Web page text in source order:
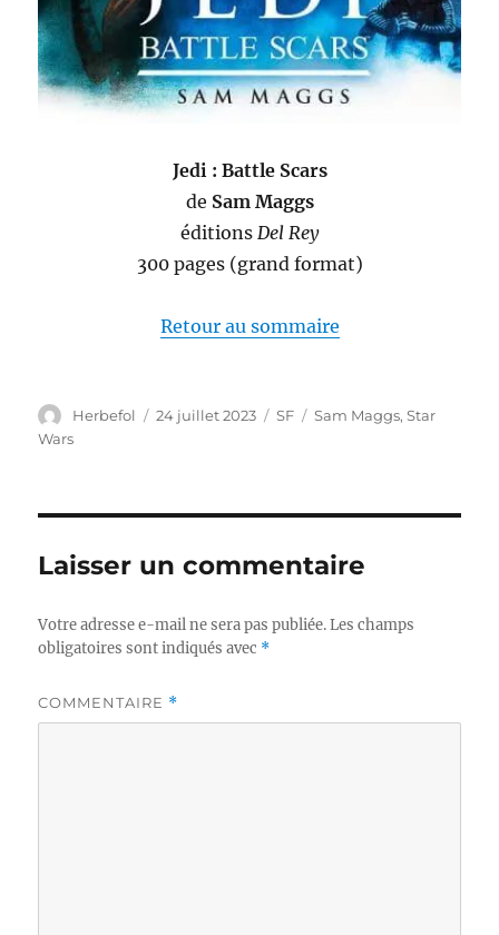
Jedi : Battle Scars
de Sam Maggs
éditions Del Rey
300 pages (grand format)
Retour au sommaire
Auteur
Herbefol
Publié
24 juillet 2023 Catégories
SF Étiquettes
Sam Maggs,Star
Wars
Laisser un commentaire
Votre adresse e-mail ne sera pas publiée. Les champs
obligatoires sont indiqués avec *
COMMENTAIRE *